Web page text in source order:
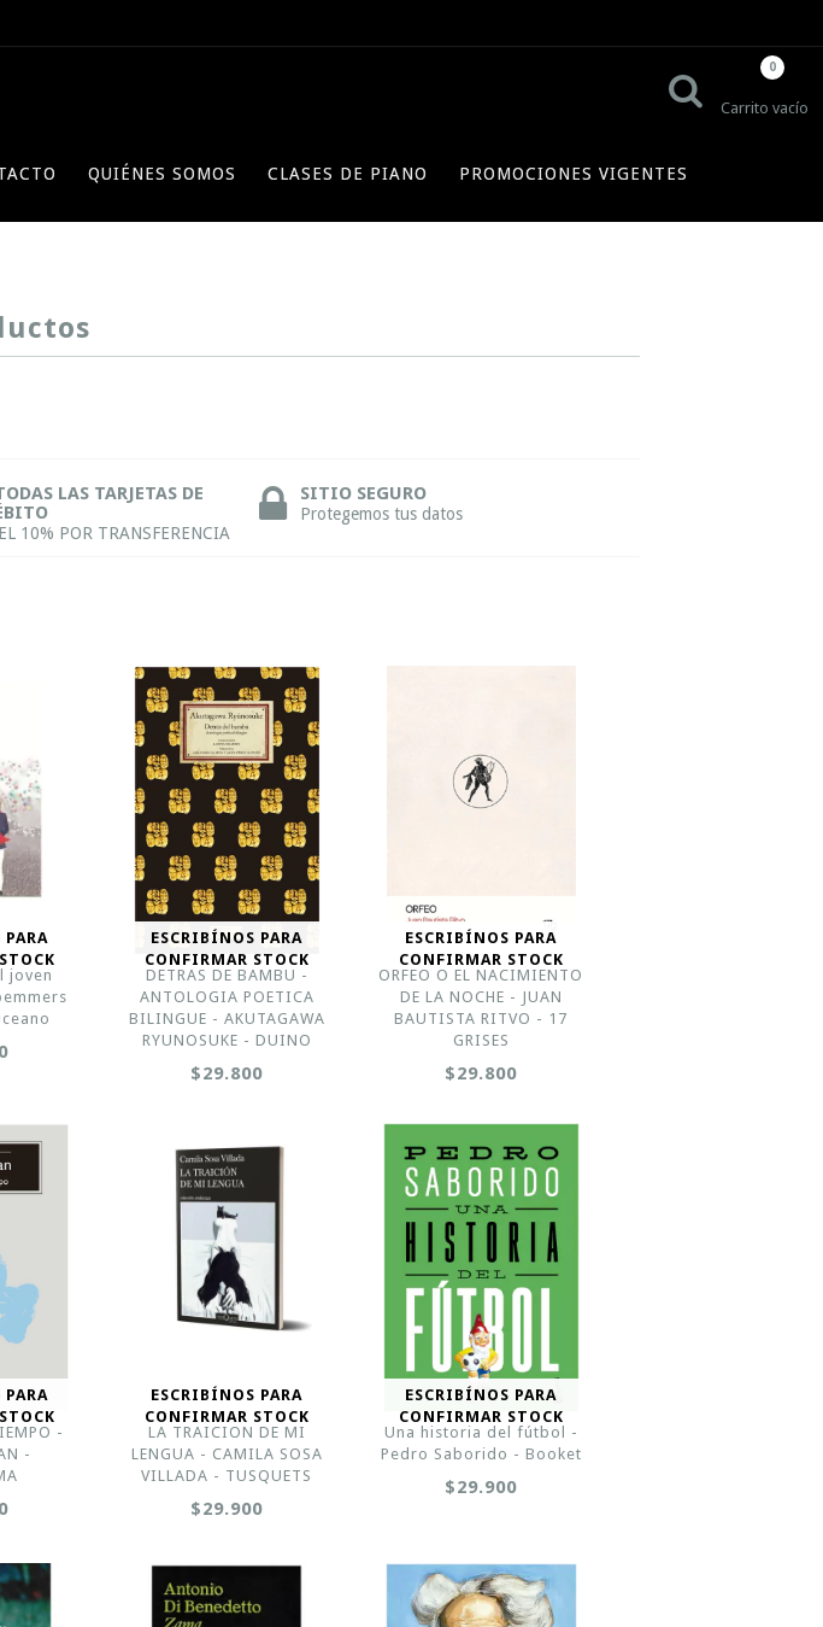
Carrito vacío
0
QUIÉNES SOMOS CLASES DE PIANO PROMOCIONES VIGENTES
LAS TARJETAS DE
10% POR TRANSFERENCIA
SITIO SEGURO
Protegemos tus datos
joven
ESCRIBÍNOS PARA
CONFIRMAR STOCK
DETRAS DE BAMBU -
ANTOLOGIA POETICA
BILINGUE - AKUTAGAWA
RYUNOSUKE - DUINO
$29.800
ESCRIBÍNOS PARA
CONFIRMAR STOCK
ORFEO O EL NACIMIENTO
DE LA NOCHE - JUAN
BAUTISTA RITVO - 17
GRISES
$29.800
-
-
ESCRIBÍNOS PARA
CONFIRMAR STOCK
LA TRAICION DE MI
LENGUA - CAMILA SOSA
VILLADA - TUSQUETS
$29.900
ESCRIBÍNOS PARA
CONFIRMAR STOCK
Una historia del fútbol -
Pedro Saborido - Booket
$29.900